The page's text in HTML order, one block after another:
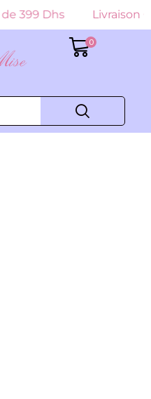
de 399 Dhs Livraison
0